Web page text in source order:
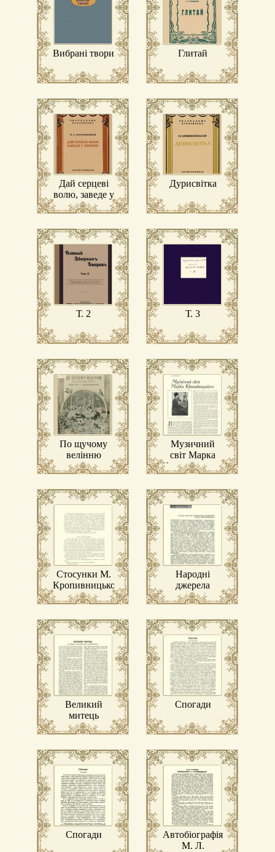
Вибрані твори Глитай
Дай серцеві
волю, заведе у
неволю
Дурисвітка
Т. 2 Т. 3
По щучому
велінню
Музичний
світ Марка
Кропивницького
Стосунки М.
Кропивницького
з галицькими
українцями
Народні
джерела
психологізму
драматургії
Марка
Кропивницького
Великий
митець
Спогади
Спогади
Автобіографія
М. Л.